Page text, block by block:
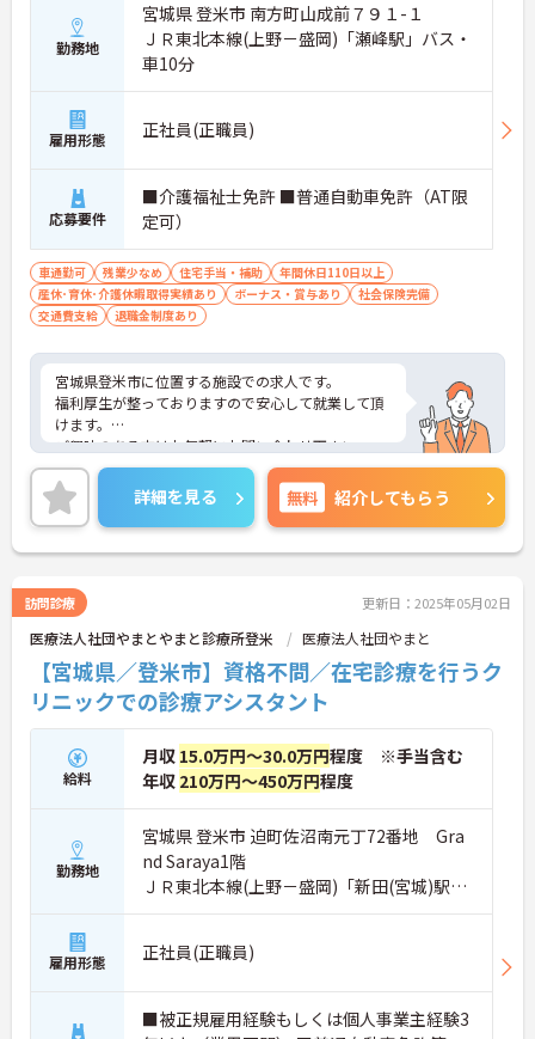
勤務地
宮城県 登米市 南方町山成前７９１-１
ＪＲ東北本線(上野－盛岡)「瀬峰駅」バス・
車10分
雇用形態 正社員(正職員)
応募要件
■介護福祉士免許 ■普通自動車免許（AT限
定可）
車通勤可 残業少なめ 住宅手当・補助
年間休日110日以上
産休･育休･介護休暇取得実績あり
ボーナス・賞与あり
社会保険完備
交通費支給
退職金制度あり
宮城県登米市に位置する施設での求人です。
福利厚生が整っておりますので安心して就業して頂
けます。
ご興味のある方はお気軽にお問い合わせ下さい。
詳細を見る 無料 紹介してもらう
訪問診療 更新日：2025年05月02日
医療法人社団やまとやまと診療所登米 医療法人社団やまと
【宮城県／登米市】資格不問／在宅診療を行うク
リニックでの診療アシスタント
給料
月収 15.0万円～30.0万円程度 ※手当含む
年収 210万円～450万円程度
勤務地
宮城県 登米市 迫町佐沼南元丁72番地 Gra
nd Saraya1階
ＪＲ東北本線(上野－盛岡)「新田(宮城)駅」
バス・車20分
雇用形態 正社員(正職員)
■被正規雇用経験もしくは個人事業主経験3